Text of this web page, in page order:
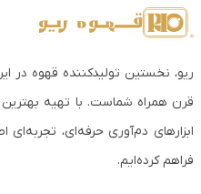
قرن همراه شماست. با تهیه بهترین
ابزارهای دم‌آوری حرفه‌ای،
فراهم کرده‌ایم.